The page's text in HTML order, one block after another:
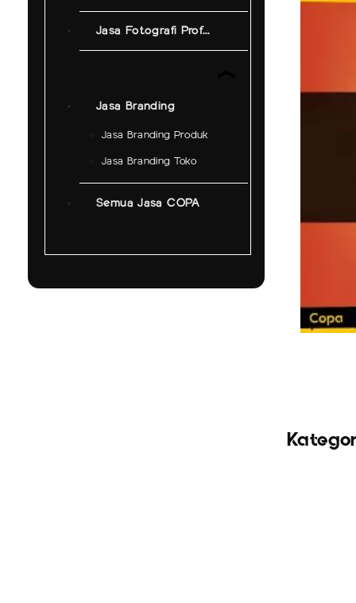
Jasa Fotografi Profesional
Jasa Branding
Jasa Branding Produk
Jasa Branding Toko
Semua Jasa COPA